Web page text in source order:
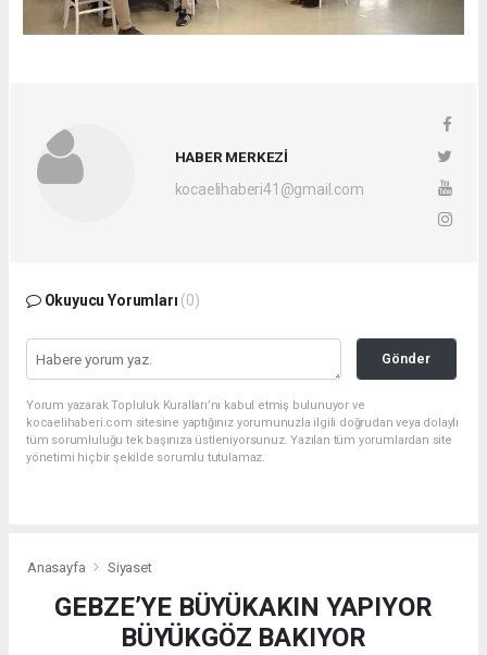
HABER MERKEZİ
kocaelihaberi41@gmail.com
Okuyucu Yorumları (0)
Gönder
Yorum yazarak Topluluk Kuralları’nı kabul etmiş bulunuyor ve
kocaelihaberi.com sitesine yaptığınız yorumunuzla ilgili doğrudan veya dolaylı
tüm sorumluluğu tek başınıza üstleniyorsunuz. Yazılan tüm yorumlardan site
yönetimi hiçbir şekilde sorumlu tutulamaz.
Anasayfa Siyaset
GEBZE’YE BÜYÜKAKIN YAPIYOR
BÜYÜKGÖZ BAKIYOR